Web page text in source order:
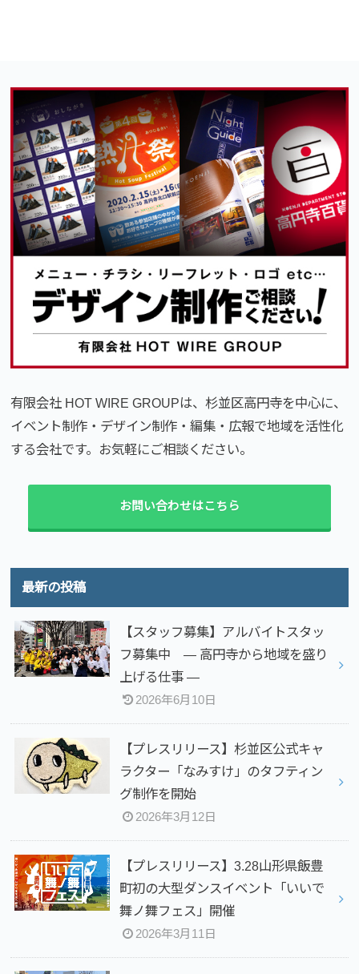
有限会社 HOT WIRE GROUPは、杉並区高円寺を中心に、
イベント制作・デザイン制作・編集・広報で地域を活性化
する会社です。お気軽にご相談ください。
お問い合わせはこちら
最新の投稿
【スタッフ募集】アルバイトスタッ
フ募集中 — 高円寺から地域を盛り
上げる仕事 —
2026年6月10日
【プレスリリース】杉並区公式キャ
ラクター「なみすけ」のタフティン
グ制作を開始
2026年3月12日
【プレスリリース】3.28山形県飯豊
町初の大型ダンスイベント「いいで
舞ノ舞フェス」開催
2026年3月11日